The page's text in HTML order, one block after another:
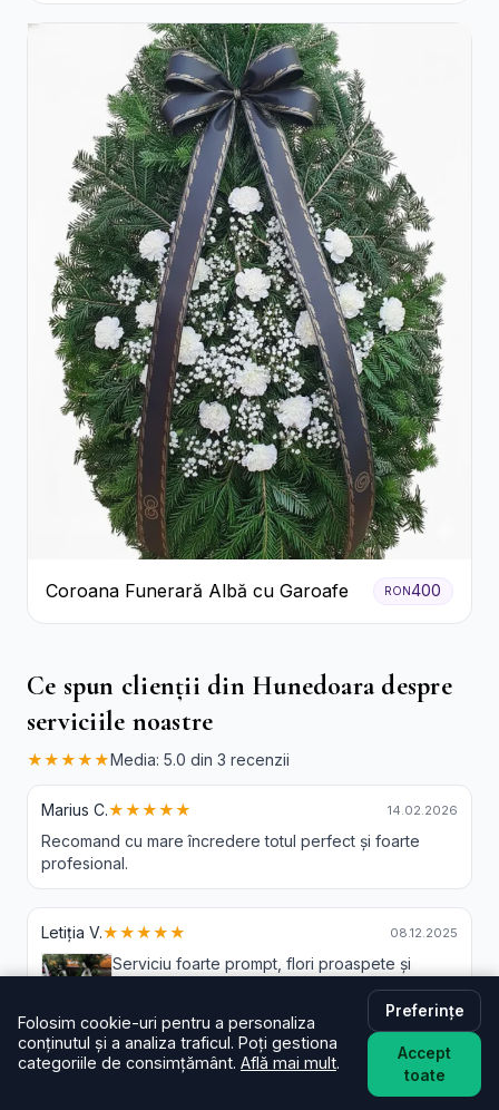
Coroana Funerară Albă cu Garoafe RON400
Ce spun clienții din Hunedoara despre
serviciile noastre
★★★★★Media: 5.0 din 3 recenzii
Marius C.★★★★★ 14.02.2026
Recomand cu mare încredere totul perfect și foarte
profesional.
Letiția V.★★★★★ 08.12.2025
Serviciu foarte prompt, flori proaspete și
29.11.2025
Folosim cookie-uri pentru a personaliza
conținutul și a analiza traficul. Poți gestiona
categoriile de consimțământ. Află mai mult.
Preferințe
Accept
toate